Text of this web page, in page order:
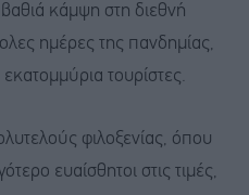
κάμψη στη διεθνή
ημέρες της πανδημίας,
τουρίστες.
φιλοξενίας, όπου
ευαίσθητοι στις τιμές,